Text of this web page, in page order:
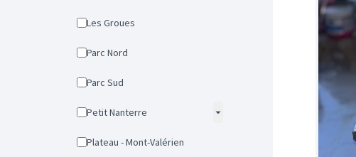
Les Groues
Parc Nord
Parc Sud
Petit Nanterre
Plateau - Mont-Valérien